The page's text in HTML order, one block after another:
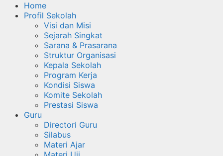
Home
Profil Sekolah
Visi dan Misi
Sejarah Singkat
Sarana & Prasarana
Struktur Organisasi
Kepala Sekolah
Program Kerja
Kondisi Siswa
Komite Sekolah
Prestasi Siswa
Guru
Directori Guru
Silabus
Materi Ajar